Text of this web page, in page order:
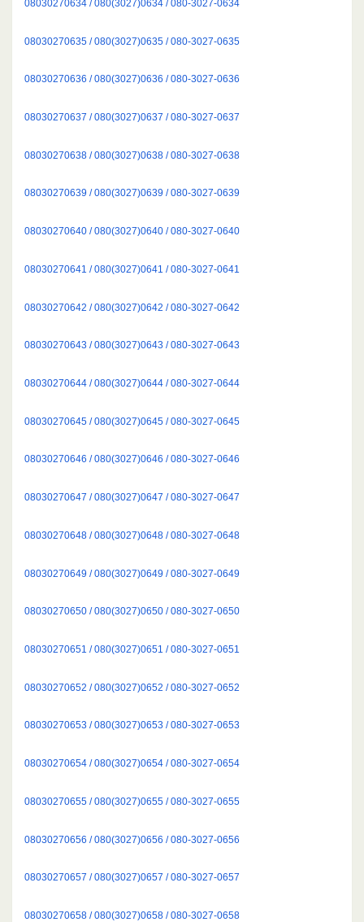
08030270634 / 080(3027)0634 / 080-3027-0634
08030270635 / 080(3027)0635 / 080-3027-0635
08030270636 / 080(3027)0636 / 080-3027-0636
08030270637 / 080(3027)0637 / 080-3027-0637
08030270638 / 080(3027)0638 / 080-3027-0638
08030270639 / 080(3027)0639 / 080-3027-0639
08030270640 / 080(3027)0640 / 080-3027-0640
08030270641 / 080(3027)0641 / 080-3027-0641
08030270642 / 080(3027)0642 / 080-3027-0642
08030270643 / 080(3027)0643 / 080-3027-0643
08030270644 / 080(3027)0644 / 080-3027-0644
08030270645 / 080(3027)0645 / 080-3027-0645
08030270646 / 080(3027)0646 / 080-3027-0646
08030270647 / 080(3027)0647 / 080-3027-0647
08030270648 / 080(3027)0648 / 080-3027-0648
08030270649 / 080(3027)0649 / 080-3027-0649
08030270650 / 080(3027)0650 / 080-3027-0650
08030270651 / 080(3027)0651 / 080-3027-0651
08030270652 / 080(3027)0652 / 080-3027-0652
08030270653 / 080(3027)0653 / 080-3027-0653
08030270654 / 080(3027)0654 / 080-3027-0654
08030270655 / 080(3027)0655 / 080-3027-0655
08030270656 / 080(3027)0656 / 080-3027-0656
08030270657 / 080(3027)0657 / 080-3027-0657
08030270658 / 080(3027)0658 / 080-3027-0658